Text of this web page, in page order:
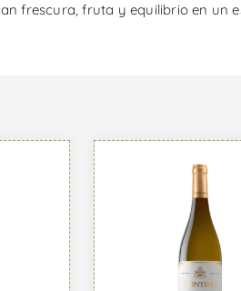
frescura, fruta y equilibrio en un